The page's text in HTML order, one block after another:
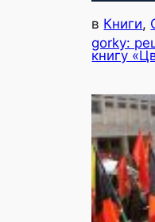
в Книги,
gorky:
книгу